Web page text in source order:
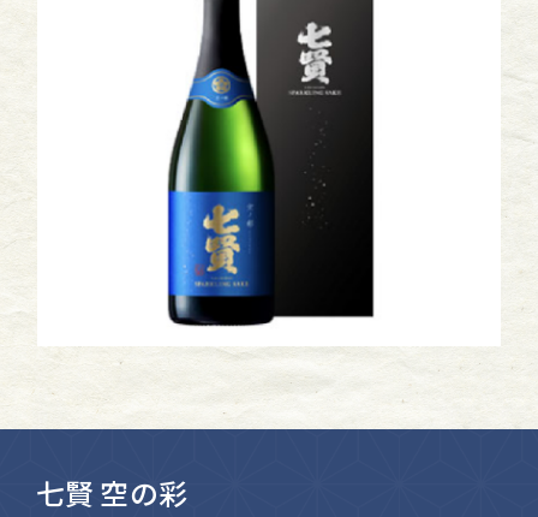
七賢 空の彩